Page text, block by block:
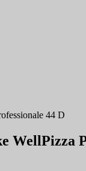
44 D
WellPizza